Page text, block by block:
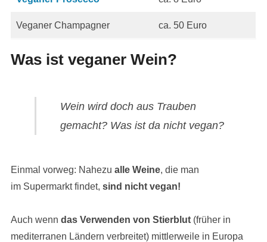
Veganer Champagner ca. 50 Euro
Was ist veganer Wein?
Wein wird doch aus Trauben
gemacht? Was ist da nicht vegan?
Einmal vorweg: Nahezu alle Weine, die man
im Supermarkt findet, sind nicht vegan!
Auch wenn das Verwenden von Stierblut(früher in
mediterranen Ländern verbreitet) mittlerweile in Europa